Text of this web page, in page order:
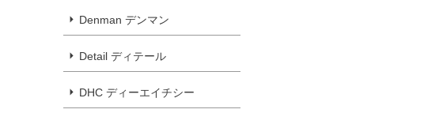
Denman デンマン
Detail ディテール
DHC ディーエイチシー